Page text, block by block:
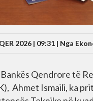
2026 | 09:31 | Nga
Qendrore të
Ahmet Ismaili, ka